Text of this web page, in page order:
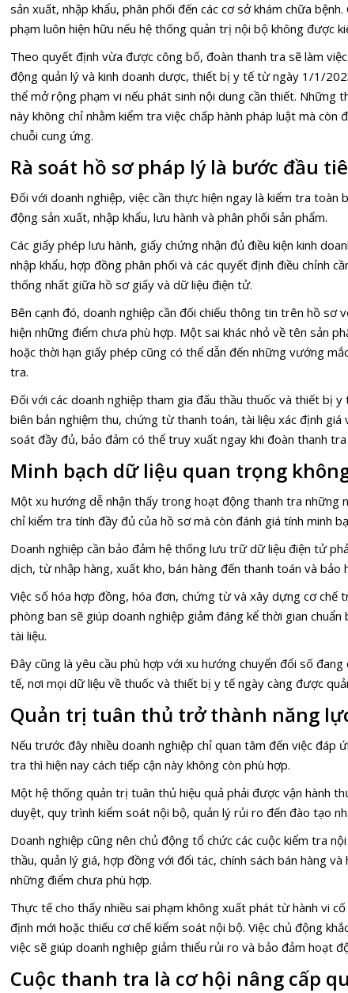
sản xuất, nhập khẩu, phân phối đến các cơ sở khám chữa
phạm luôn hiện hữu nếu hệ thống quản trị nội bộ không được
Theo quyết định vừa được công bố, đoàn thanh tra sẽ làm
động quản lý và kinh doanh dược, thiết bị y tế từ ngày 1/1/
thể mở rộng phạm vi nếu phát sinh nội dung cần thiết. Những
này không chỉ nhằm kiểm tra việc chấp hành pháp luật mà còn
chuỗi cung ứng.
Rà soát hồ sơ pháp lý là bước đầu
Đối với doanh nghiệp, việc cần thực hiện ngay là kiểm tra toàn
động sản xuất, nhập khẩu, lưu hành và phân phối sản phẩm.
Các giấy phép lưu hành, giấy chứng nhận đủ điều kiện kinh
nhập khẩu, hợp đồng phân phối và các quyết định điều chỉnh
thống nhất giữa hồ sơ giấy và dữ liệu điện tử.
Bên cạnh đó, doanh nghiệp cần đối chiếu thông tin trên hồ
hiện những điểm chưa phù hợp. Một sai khác nhỏ về tên sản
hoặc thời hạn giấy phép cũng có thể dẫn đến những vướng
tra.
Đối với các doanh nghiệp tham gia đấu thầu thuốc và thiết bị
biên bản nghiệm thu, chứng từ thanh toán, tài liệu xác định giá
soát đầy đủ, bảo đảm có thể truy xuất ngay khi đoàn thanh tra
Minh bạch dữ liệu quan trọng
Một xu hướng dễ nhận thấy trong hoạt động thanh tra những
chỉ kiểm tra tính đầy đủ của hồ sơ mà còn đánh giá tính minh
Doanh nghiệp cần bảo đảm hệ thống lưu trữ dữ liệu điện tử
dịch, từ nhập hàng, xuất kho, bán hàng đến thanh toán và bảo
Việc số hóa hợp đồng, hóa đơn, chứng từ và xây dựng cơ chế
phòng ban sẽ giúp doanh nghiệp giảm đáng kể thời gian
tài liệu.
Đây cũng là yêu cầu phù hợp với xu hướng chuyển đổi số
tế, nơi mọi dữ liệu về thuốc và thiết bị y tế ngày càng được
Quản trị tuân thủ trở thành năng
Nếu trước đây nhiều doanh nghiệp chỉ quan tâm đến việc đáp
tra thì hiện nay cách tiếp cận này không còn phù hợp.
Một hệ thống quản trị tuân thủ hiệu quả phải được vận hành
duyệt, quy trình kiểm soát nội bộ, quản lý rủi ro đến đào tạo
Doanh nghiệp cũng nên chủ động tổ chức các cuộc kiểm tra
thầu, quản lý giá, hợp đồng với đối tác, chính sách bán hàng
những điểm chưa phù hợp.
Thực tế cho thấy nhiều sai phạm không xuất phát từ hành vi
định mới hoặc thiếu cơ chế kiểm soát nội bộ. Việc chủ động
việc sẽ giúp doanh nghiệp giảm thiểu rủi ro và bảo đảm hoạt
Cuộc thanh tra là cơ hội nâng cấp